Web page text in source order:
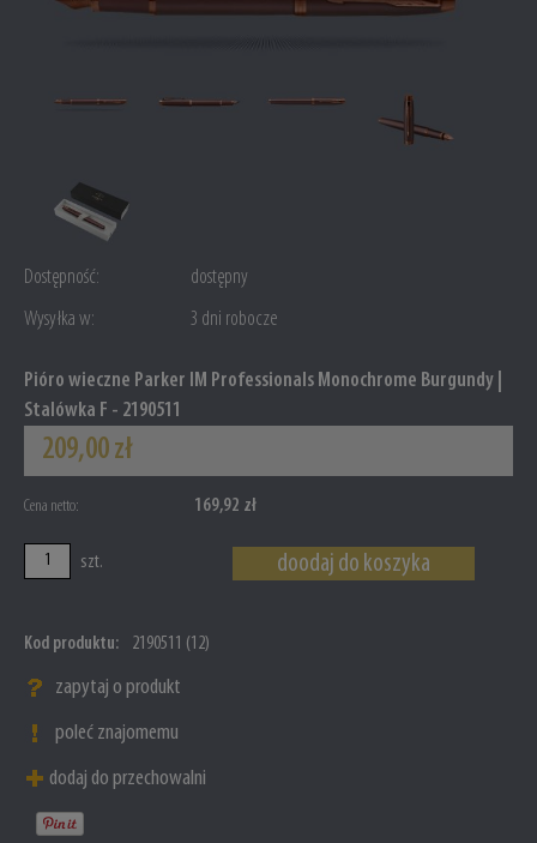
Dostępność:
dostępny
Wysyłka w:
3 dni robocze
Pióro wieczne Parker IM Professionals Monochrome Burgundy |
Stalówka F - 2190511
209,00 zł
Cena netto: 169,92 zł
szt. doodaj do koszyka
Kod produktu: 2190511 (12)
zapytaj o produkt
poleć znajomemu
dodaj do przechowalni